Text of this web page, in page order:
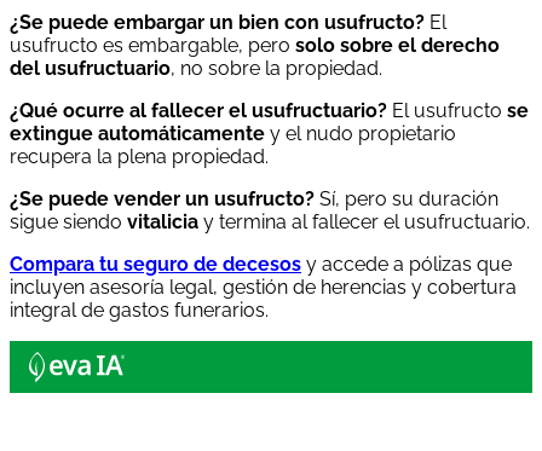
¿Se puede embargar un bien con usufructo? El
usufructo es embargable, pero solo sobre el derecho
del usufructuario, no sobre la propiedad.
¿Qué ocurre al fallecer el usufructuario? El usufructo se
extingue automáticamente y el nudo propietario
recupera la plena propiedad.
¿Se puede vender un usufructo? Sí, pero su duración
sigue siendo vitalicia y termina al fallecer el usufructuario.
Compara tu seguro de decesos y accede a pólizas que
incluyen asesoría legal, gestión de herencias y cobertura
integral de gastos funerarios.